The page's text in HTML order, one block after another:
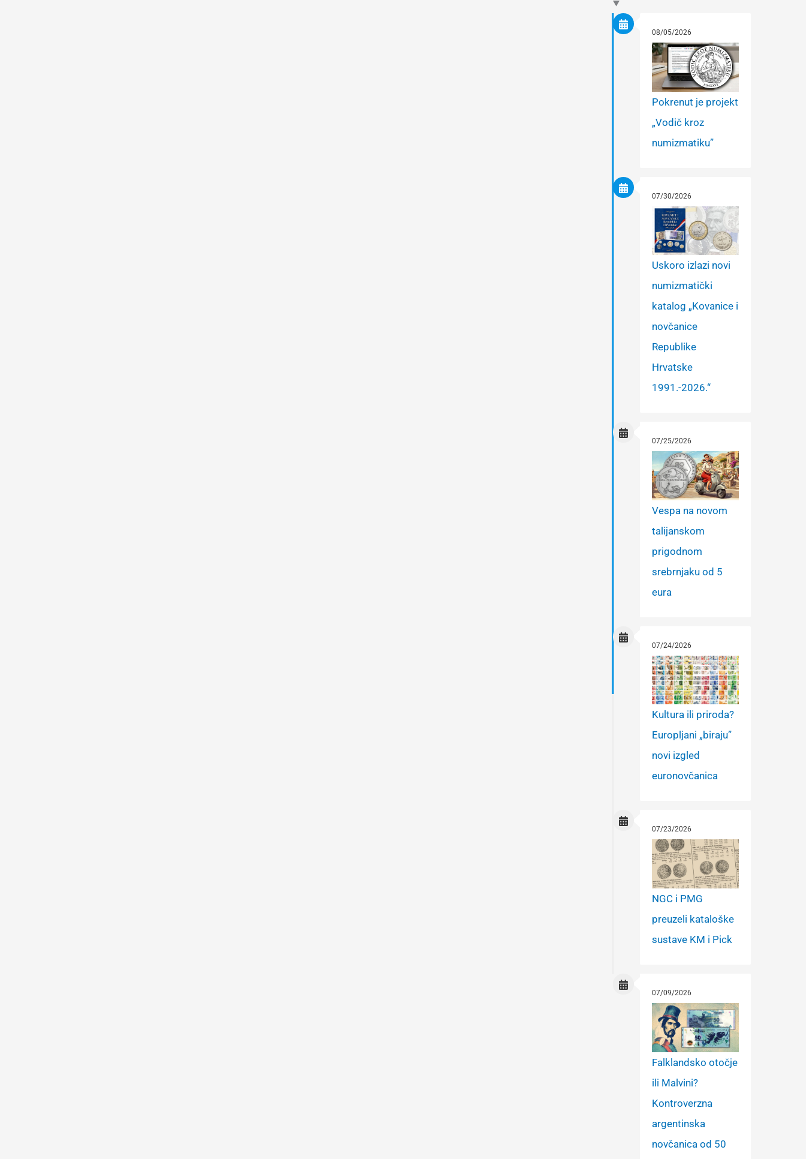
08/05/2026
Pokrenut je projekt
„Vodič kroz
numizmatiku”
07/30/2026
Uskoro izlazi novi
numizmatički
katalog „Kovanice i
novčanice
Republike
Hrvatske
1991.-2026.“
07/25/2026
Vespa na novom
talijanskom
prigodnom
srebrnjaku od 5
eura
07/24/2026
Kultura ili priroda?
Europljani „biraju”
novi izgled
euronovčanica
07/23/2026
NGC i PMG
preuzeli kataloške
sustave KM i Pick
07/09/2026
Falklandsko otočje
ili Malvini?
Kontroverzna
argentinska
novčanica od 50